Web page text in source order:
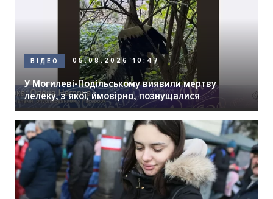
ВІДЕО 05.08.2026 10:47
У Могилеві-Подільському виявили мертву
лелеку, з якої, ймовірно, познущалися